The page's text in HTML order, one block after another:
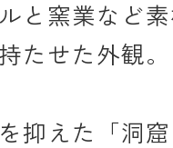
と窯業など
たせた外観。
抑えた「洞